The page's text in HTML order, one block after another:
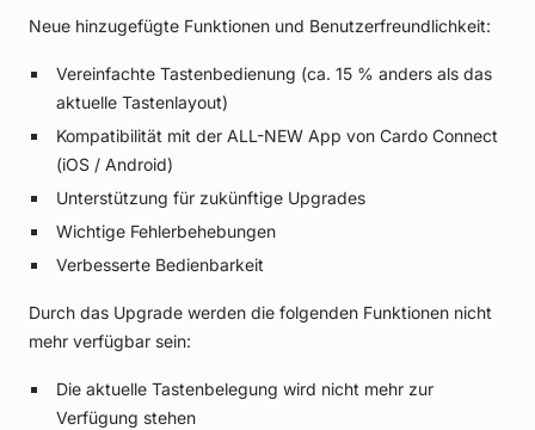
Neue hinzugefügte Funktionen und Benutzerfreundlichkeit:
Vereinfachte Tastenbedienung (ca. 15 % anders als das
aktuelle Tastenlayout)
Kompatibilität mit der ALL-NEW App von Cardo Connect
(iOS / Android)
Unterstützung für zukünftige Upgrades
Wichtige Fehlerbehebungen
Verbesserte Bedienbarkeit
Durch das Upgrade werden die folgenden Funktionen nicht
mehr verfügbar sein:
Die aktuelle Tastenbelegung wird nicht mehr zur
Verfügung stehen